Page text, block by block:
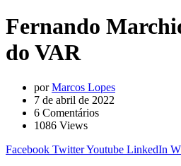
Fernando
do VAR
porMarcos Lopes
7 de abril de 2022
6 Comentários
1086 Views
Facebook TwitterYoutube LinkedIn